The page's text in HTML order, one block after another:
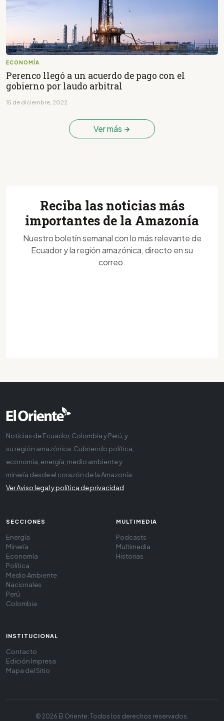
ECONOMÍA
Perenco llegó a un acuerdo de pago con el
gobierno por laudo arbitral
15 de diciembre, 2022
Ver más
Reciba las noticias más
importantes de la Amazonía
Nuestro boletín semanal con lo más relevante de
Ecuador y la región amazónica, directo en su
correo.
Noticias de Ecuador, Colombia y Perú, y
su región amazónica. Cubriendo política,
economía, energía, medio ambiente y
minería desde el corazón de la Amazonía
Ver Aviso legal y política de privacidad
SECCIONES
Energía
Minería
Economía
Política
Medio Ambiente
Nacionales
Perú
Colombia
MULTIMEDIA
Podcasts
Multimedia
Historias
INSTITUCIONAL
Contacto
Edición Impresa
Mapa del Sitio
© 2026 El Oriente. Todos los derechos reservados.